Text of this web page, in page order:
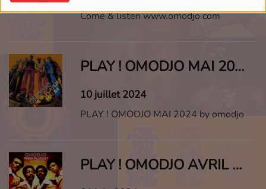
Come & listen www.omodjo.com
PLAY ! OMODJO MAI 2024
10 juillet 2024
PLAY ! OMODJO MAI 2024 by omodjo
PLAY ! OMODJO AVRIL 2024